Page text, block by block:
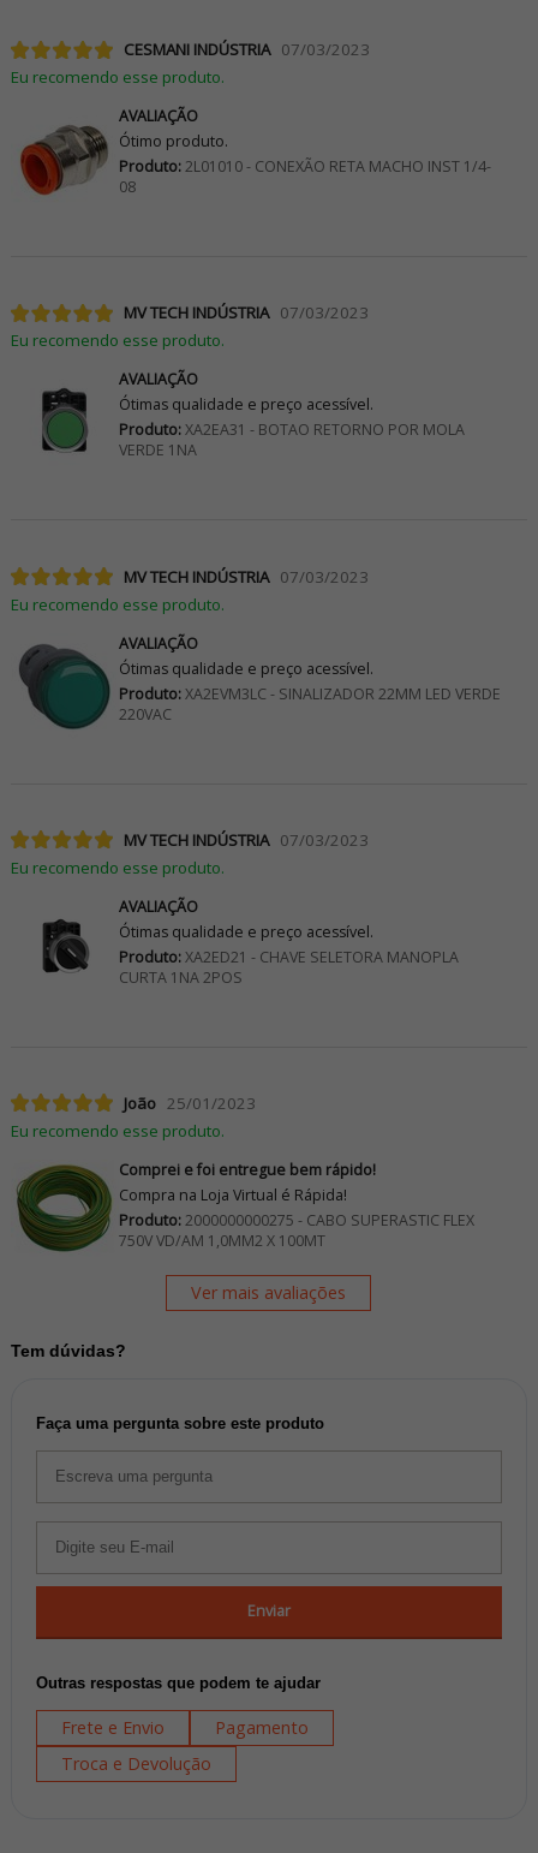
CESMANI INDÚSTRIA 07/03/2023
Eu recomendo esse produto.
AVALIAÇÃO
Ótimo produto.
Produto:2L01010 - CONEXÃO RETA MACHO INST 1/4-
08
MV TECH INDÚSTRIA 07/03/2023
Eu recomendo esse produto.
AVALIAÇÃO
Ótimas qualidade e preço acessível.
Produto:XA2EA31 - BOTAO RETORNO POR MOLA
VERDE 1NA
MV TECH INDÚSTRIA 07/03/2023
Eu recomendo esse produto.
AVALIAÇÃO
Ótimas qualidade e preço acessível.
Produto:XA2EVM3LC - SINALIZADOR 22MM LED VERDE
220VAC
MV TECH INDÚSTRIA 07/03/2023
Eu recomendo esse produto.
AVALIAÇÃO
Ótimas qualidade e preço acessível.
Produto:XA2ED21 - CHAVE SELETORA MANOPLA
CURTA 1NA 2POS
João 25/01/2023
Eu recomendo esse produto.
Comprei e foi entregue bem rápido!
Compra na Loja Virtual é Rápida!
Produto:2000000000275 - CABO SUPERASTIC FLEX
750V VD/AM 1,0MM2 X 100MT
Ver mais avaliações
Tem dúvidas?
Faça uma pergunta sobre este produto
Enviar
Outras respostas que podem te ajudar
Frete e Envio
Pagamento
Troca e Devolução